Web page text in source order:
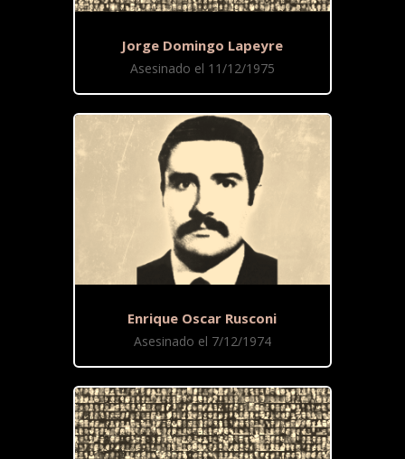
Jorge Domingo Lapeyre
Asesinado el 11/12/1975
Enrique Oscar Rusconi
Asesinado el 7/12/1974